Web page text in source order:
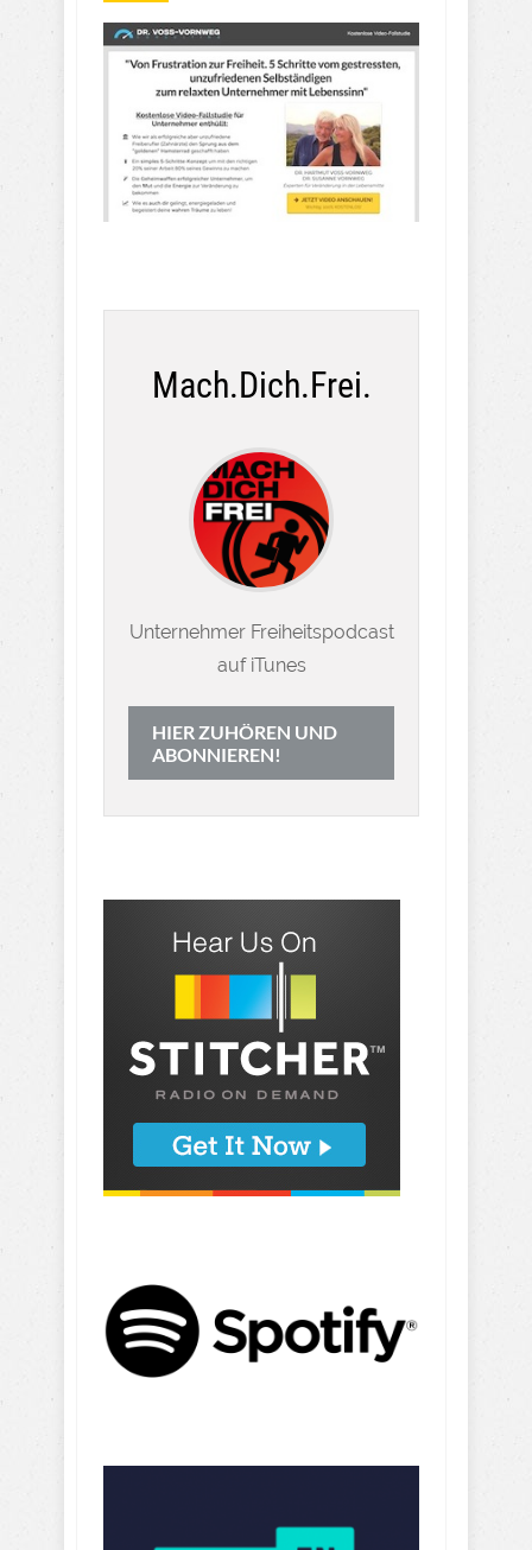
Mach.Dich.Frei.
Unternehmer Freiheitspodcast
auf iTunes
HIER ZUHÖREN UND
ABONNIEREN!